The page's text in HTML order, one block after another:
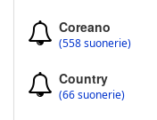
Coreano
(558 suonerie)
Country
(66 suonerie)